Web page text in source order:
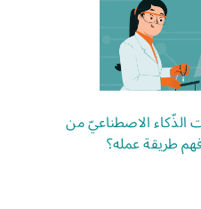
الذّكاء الاصطناعيّ من
طريقة عمله؟